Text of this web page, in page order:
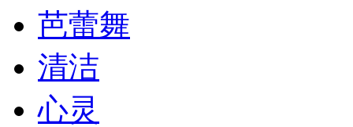
芭蕾舞
清洁
心灵